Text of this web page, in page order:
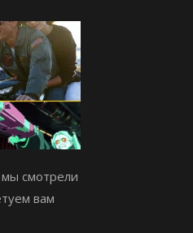
смотрели
вам